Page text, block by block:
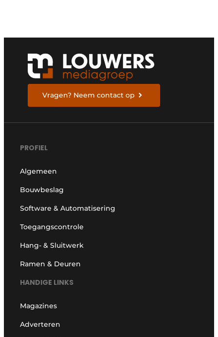
Vragen? Neem contact op
PROFIEL
Algemeen
Bouwbeslag
Software & Automatisering
Toegangscontrole
Hang- & Sluitwerk
Ramen & Deuren
HANDIGE LINKS
Magazines
Adverteren